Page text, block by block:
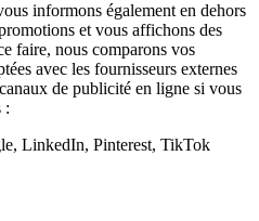
informons également en dehors
et vous affichons des
faire, nous comparons vos
avec les fournisseurs externes
de publicité en ligne si vous
:
LinkedIn, Pinterest, TikTok